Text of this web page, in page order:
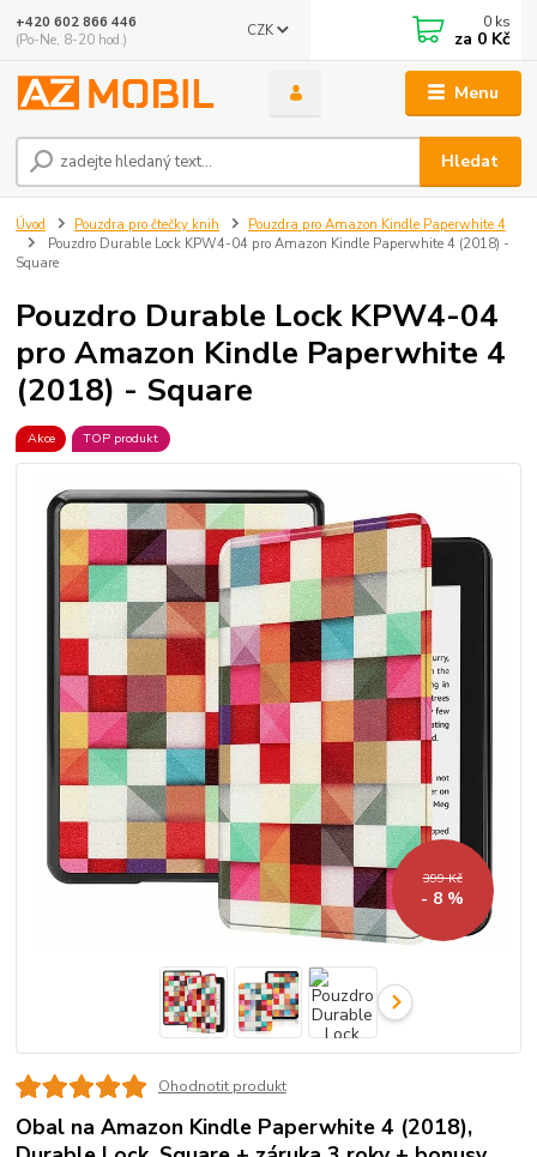
Menu
CZK
Hledat
+420 602 866 446
(Po-Ne, 8-20 hod.)
0 ks
za 0 Kč
Úvod Pouzdra pro čtečky knih
Pouzdra pro Amazon Kindle Paperwhite 4
Pouzdro Durable Lock KPW4-04 pro Amazon Kindle Paperwhite 4 (2018) -
Square
Pouzdro Durable Lock KPW4-04
pro Amazon Kindle Paperwhite 4
(2018) - Square
Akce TOP produkt
399 Kč
- 8 %
Ohodnotit produkt
Obal na Amazon Kindle Paperwhite 4 (2018),